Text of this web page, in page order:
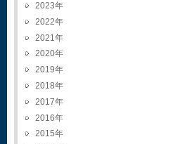
2023
2022
2021
2020
2019
2018
2017
2016
2015